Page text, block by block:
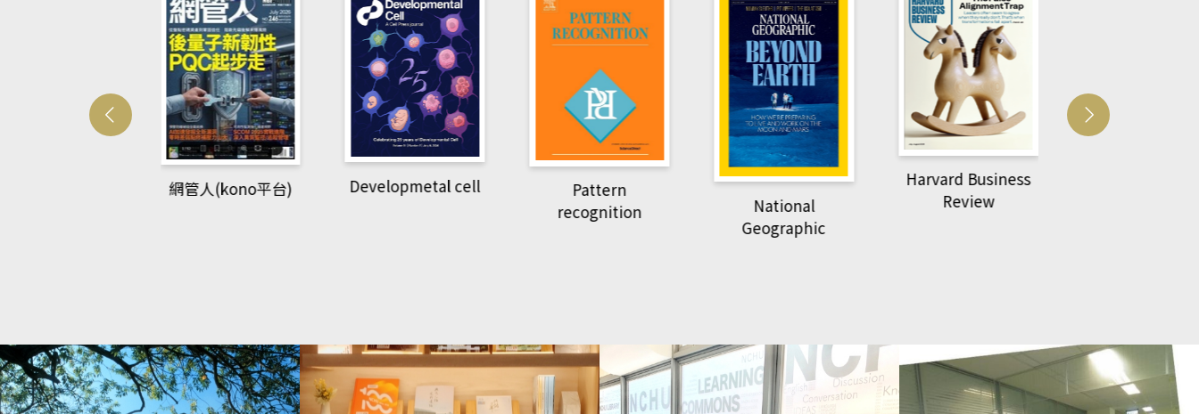
網管人(kono平台) Developmetal cell
Pattern
recognition
National
Geographic
Harvard Business
Review